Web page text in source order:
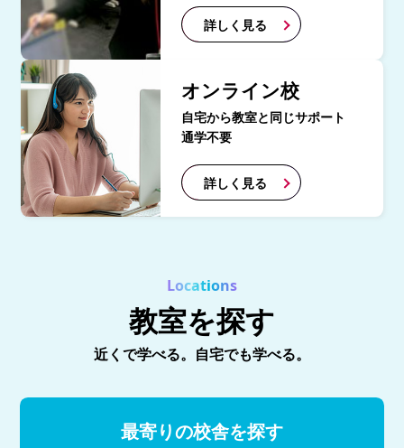
詳しく見る
オンライン校
自宅から教室と同じサポート
通学不要
詳しく見る
Locations
教室を探す
近くで学べる。自宅でも学べる。
最寄りの校舎を探す